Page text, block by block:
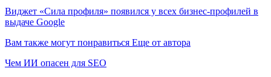
Виджет «Сила профиля» появился у всех бизнес-профилей в
выдаче Google
Вам также могут понравиться Еще от автора
Чем ИИ опасен для SEO